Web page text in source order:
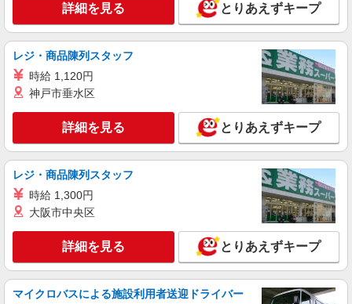
福岡県福岡市中央区／最寄駅：薬院駅
キープ 詳細を見る
派遣社員
パーソルエクセルHRパートナーズ株式会社
注文受付やデータ入力などのお仕事
時給1,200円 ※当社規定あり
福岡県福岡市中央区／最寄駅：赤坂（福岡県）
キープ 詳細を見る
詳細を見る とりあえずキープ
レジ・商品陳列スタッフ
時給 1,120円
神戸市垂水区
詳細を見る とりあえずキープ
レジ・商品陳列スタッフ
時給 1,300円
大阪市中央区
詳細を見る とりあえずキープ
マイクロバスによる施設利用者送迎ドライバー